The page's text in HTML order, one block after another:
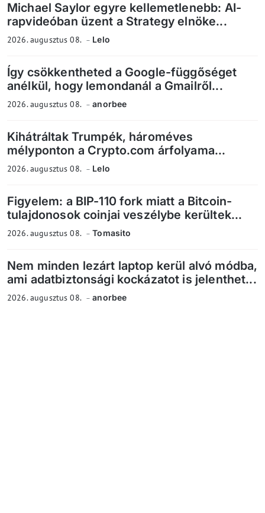
Michael Saylor egyre kellemetlenebb: AI-
rapvideóban üzent a Strategy elnöke...
2026. augusztus 08. Lelo
Így csökkentheted a Google-függőséget
anélkül, hogy lemondanál a Gmailről...
2026. augusztus 08. anorbee
Kihátráltak Trumpék, hároméves
mélyponton a Crypto.com árfolyama...
2026. augusztus 08. Lelo
Figyelem: a BIP-110 fork miatt a Bitcoin-
tulajdonosok coinjai veszélybe kerültek...
2026. augusztus 08. Tomasito
Nem minden lezárt laptop kerül alvó módba,
ami adatbiztonsági kockázatot is jelenthet...
2026. augusztus 08. anorbee